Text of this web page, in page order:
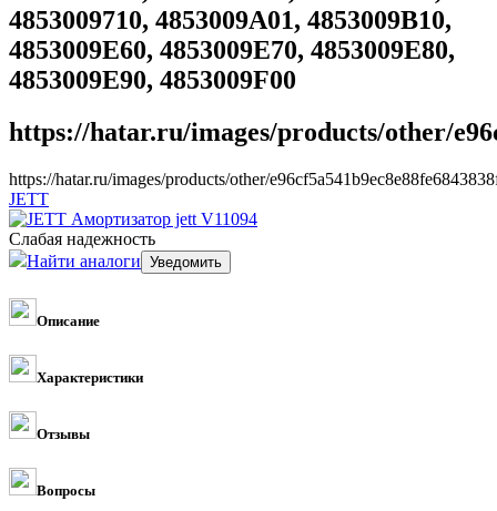
4853009710, 4853009A01, 4853009B10,
4853009E60, 4853009E70, 4853009E80,
4853009E90, 4853009F00
https://hatar.ru/images/products/other/
https://hatar.ru/images/products/other/
JETT
Слабая надежность
Найти аналоги
Описание
Характеристики
Отзывы
Вопросы